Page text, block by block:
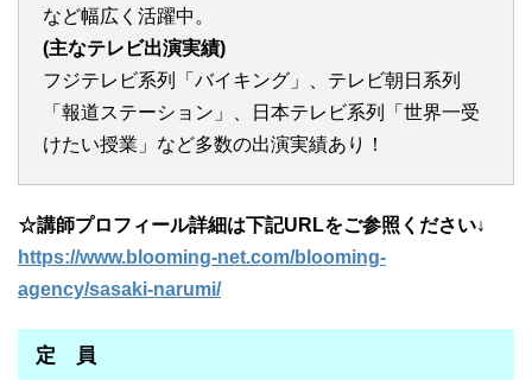
など幅広く活躍中。
(主なテレビ出演実績)
フジテレビ系列「バイキング」、テレビ朝日系列
「報道ステーション」、日本テレビ系列「世界一受
けたい授業」など多数の出演実績あり！
☆講師プロフィール詳細は下記URLをご参照ください↓
https://www.blooming-net.com/blooming-
agency/sasaki-narumi/
定 員